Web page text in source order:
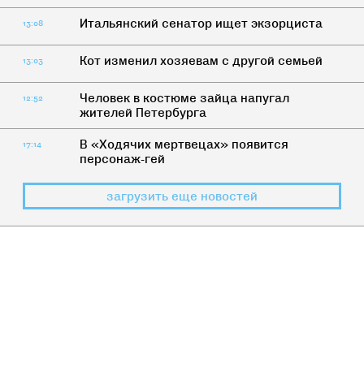
13:08 Итальянский сенатор ищет экзорциста
13:03 Кот изменил хозяевам с другой семьей
12:52
Человек в костюме зайца напугал
жителей Петербурга
17:14
В «Ходячих мертвецах» появится
персонаж-гей
загрузить еще новостей